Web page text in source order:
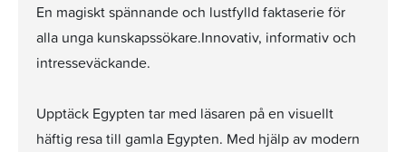
En magiskt spännande och lustfylld faktaserie för
alla unga kunskapssökare.Innovativ, informativ och
intresseväckande.
Upptäck Egypten tar med läsaren på en visuellt
häftig resa till gamla Egypten. Med hjälp av modern